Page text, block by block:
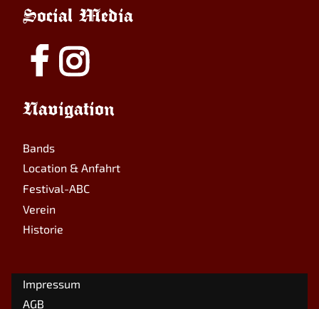
Social Media
Navigation
Bands
Location & Anfahrt
Festival-ABC
Verein
Historie
Impressum
AGB